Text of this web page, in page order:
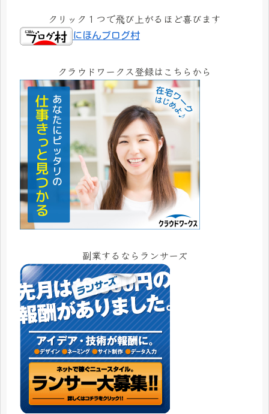
クリック１つで飛び上がるほど喜びます
にほんブログ村
クラウドワークス登録はこちらから
副業するならランサーズ